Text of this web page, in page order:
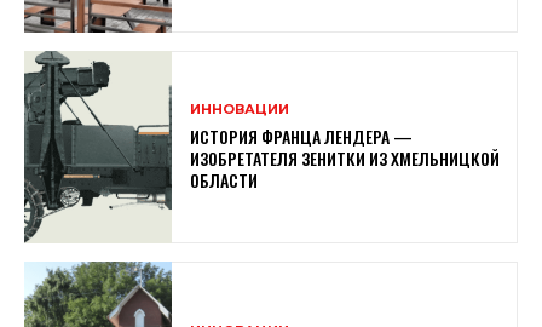
ИННОВАЦИИ
ИСТОРИЯ ФРАНЦА ЛЕНДЕРА —
ИЗОБРЕТАТЕЛЯ ЗЕНИТКИ ИЗ ХМЕЛЬНИЦКОЙ
ОБЛАСТИ